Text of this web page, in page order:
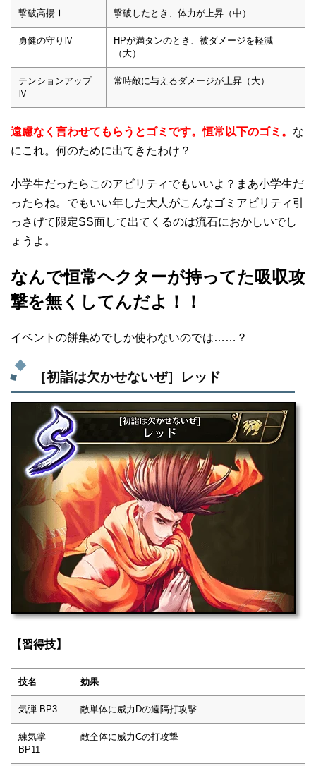
撃破高揚Ⅰ 撃破したとき、体力が上昇（中）
勇健の守りⅣ
HPが満タンのとき、被ダメージを軽減
（大）
テンションアップ
Ⅳ
常時敵に与えるダメージが上昇（大）
遠慮なく言わせてもらうとゴミです。恒常以下のゴミ。 な
にこれ。何のために出てきたわけ？
小学生だったらこのアビリティでもいいよ？まあ小学生だ
ったらね。でもいい年した大人がこんなゴミアビリティ引
っさげて限定SS面して出てくるのは流石におかしいでし
ょうよ。
なんで恒常ヘクターが持ってた吸収攻
撃を無くしてんだよ！！
イベントの餅集めでしか使わないのでは……？
［初詣は欠かせないぜ］レッド
【習得技】
技名 効果
気弾 BP3 敵単体に威力Dの遠隔打攻撃
練気掌
BP11
敵全体に威力Cの打攻撃